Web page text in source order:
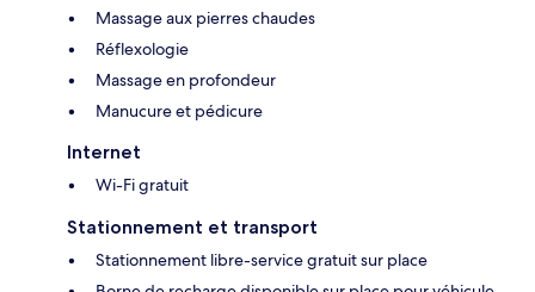
Massage aux pierres chaudes
Réflexologie
Massage en profondeur
Manucure et pédicure
Internet
Wi-Fi gratuit
Stationnement et transport
Stationnement libre-service gratuit sur place